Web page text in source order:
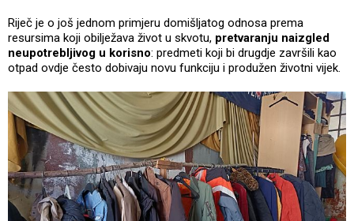
Riječ je o još jednom primjeru domišljatog odnosa prema
resursima koji obilježava život u skvotu, pretvaranju naizgled
neupotrebljivog u korisno: predmeti koji bi drugdje završili kao
otpad ovdje često dobivaju novu funkciju i produžen životni vijek.